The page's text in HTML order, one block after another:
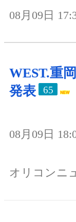
08月09日
WEST.重
発表
65
08月09日
オリコンニ